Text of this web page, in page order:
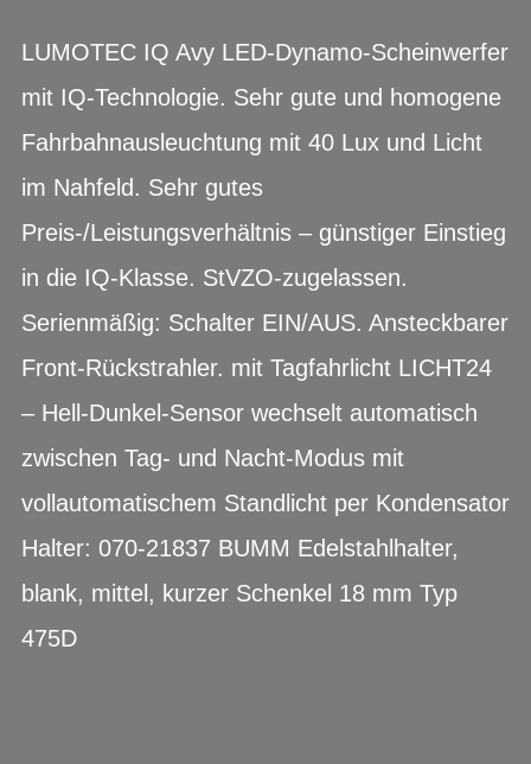
LUMOTEC IQ Avy LED-Dynamo-Scheinwerfer
mit IQ-Technologie. Sehr gute und homogene
Fahrbahnausleuchtung mit 40 Lux und Licht
im Nahfeld. Sehr gutes
Preis-/Leistungsverhältnis – günstiger Einstieg
in die IQ-Klasse. StVZO-zugelassen.
Serienmäßig: Schalter EIN/AUS. Ansteckbarer
Front-Rückstrahler. mit Tagfahrlicht LICHT24
– Hell-Dunkel-Sensor wechselt automatisch
zwischen Tag- und Nacht-Modus mit
vollautomatischem Standlicht per Kondensator
Halter: 070-21837 BUMM Edelstahlhalter,
blank, mittel, kurzer Schenkel 18 mm Typ
475D